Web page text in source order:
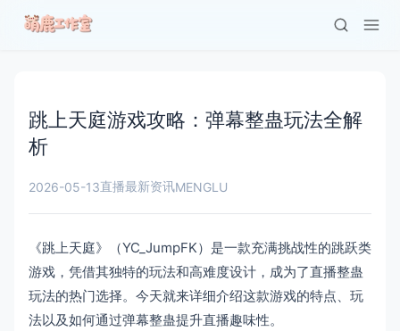
跳上天庭游戏攻略：弹幕整蛊玩法全解
析
2026-05-13直播最新资讯MENGLU
《跳上天庭》（YC_JumpFK）是一款充满挑战性的跳跃类
游戏，凭借其独特的玩法和高难度设计，成为了直播整蛊
玩法的热门选择。今天就来详细介绍这款游戏的特点、玩
法以及如何通过弹幕整蛊提升直播趣味性。